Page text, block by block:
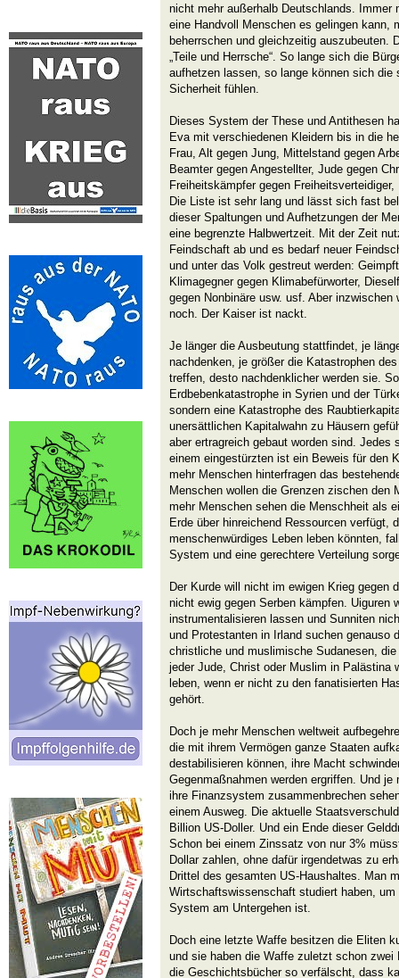
nicht mehr außerhalb Deutschlands. Immer
eine Handvoll Menschen es gelingen kann,
beherrschen und gleichzeitig auszubeuten.
„Teile und Herrsche“. So lange sich die
aufhetzen lassen, so lange können sich die
Sicherheit fühlen.
Dieses System der These und Antithesen
Eva mit verschiedenen Kleidern bis in die
Frau, Alt gegen Jung, Mittelstand gegen
Beamter gegen Angestellter, Jude gegen
Freiheitskämpfer gegen
Die Liste ist sehr lang und lässt sich fast
dieser Spaltungen und Aufhetzungen der
eine begrenzte Halbwertzeit. Mit der Zeit
Feindschaft ab und es bedarf neuer
und unter das Volk gestreut werden:
Klimagegner gegen Klimabefürworter,
gegen Nonbinäre usw. usf. Aber
noch. Der Kaiser ist nackt.
Je länger die Ausbeutung stattfindet, je
nachdenken, je größer die Katastrophen
treffen, desto nachdenklicher werden sie.
Erdbebenkatastrophe in Syrien und der
sondern eine Katastrophe des
unersättlichen Kapitalwahn zu Häusern
aber ertragreich gebaut worden sind. Jedes
einem eingestürzten ist ein Beweis für den
mehr Menschen hinterfragen das
Menschen wollen die Grenzen zischen den
mehr Menschen sehen die Menschheit als
Erde über hinreichend Ressourcen verfügt,
menschenwürdiges Leben leben könnten,
System und eine gerechtere Verteilung
Der Kurde will nicht im ewigen Krieg gegen
nicht ewig gegen Serben kämpfen. Uiguren
instrumentalisieren lassen und Sunniten
und Protestanten in Irland suchen genauso
christliche und muslimische Sudanesen,
jeder Jude, Christ oder Muslim in Palästina
leben, wenn er nicht zu den fanatisierten
gehört.
Doch je mehr Menschen weltweit
die mit ihrem Vermögen ganze Staaten
destabilisieren können, ihre Macht
Gegenmaßnahmen werden ergriffen. Und
ihre Finanzsystem zusammenbrechen
einem Ausweg. Die aktuelle
Billion US-Doller. Und ein Ende dieser
Schon bei einem Zinssatz von nur 3%
Dollar zahlen, ohne dafür irgendetwas zu
Drittel des gesamten US-Haushaltes. Man
Wirtschaftswissenschaft studiert haben,
System am Untergehen ist.
Doch eine letzte Waffe besitzen die Eliten
und sie haben die Waffe zuletzt schon zwei
die Geschichtsbücher so verfälscht, dass